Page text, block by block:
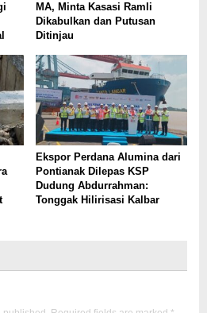
MA, Minta Kasasi Ramli
Dikabulkan dan Putusan
Ditinjau
Ekspor Perdana Alumina dari
Pontianak Dilepas KSP
Dudung Abdurrahman:
Tonggak Hilirisasi Kalbar